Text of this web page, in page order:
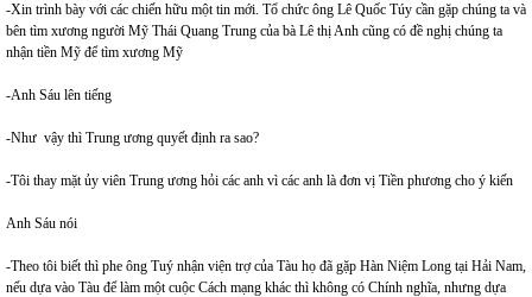
-Xin trình bày với các chiến hữu một tin mới. Tổ chức ông Lê Quốc Túy cần gặp chúng ta và
bên tìm xương người Mỹ Thái Quang Trung của bà Lê thị Anh cũng có đề nghị chúng ta
nhận tiền Mỹ để tìm xương Mỹ
-Anh Sáu lên tiếng
-Như vậy thì Trung ương quyết định ra sao?
-Tôi thay mặt ủy viên Trung ương hỏi các anh vì các anh là đơn vị Tiền phương cho ý kiến
Anh Sáu nói
-Theo tôi biết thì phe ông Tuý nhận viện trợ của Tàu họ đã gặp Hàn Niệm Long tại Hải Nam,
nếu dựa vào Tàu để làm một cuộc Cách mạng khác thì không có Chính nghĩa, nhưng dựa